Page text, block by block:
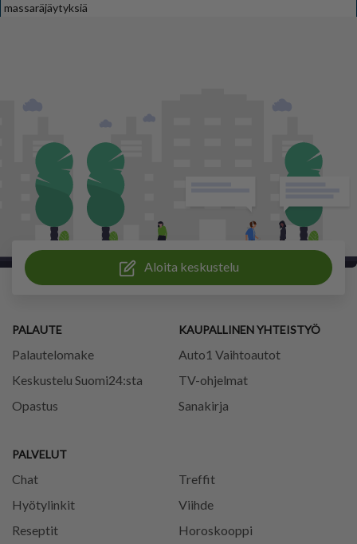
massaräjäytyksiä
Aloita keskustelu
PALAUTE
Palautelomake
Keskustelu Suomi24:sta
Opastus
PALVELUT
Chat
Treffit
Hyötylinkit
Viihde
Reseptit
Horoskooppi
KAUPALLINEN YHTEISTYÖ
Auto1 Vaihtoautot
TV-ohjelmat
Sanakirja